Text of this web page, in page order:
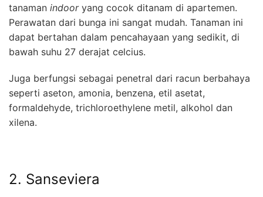
tanaman indoor yang cocok ditanam di apartemen.
Perawatan dari bunga ini sangat mudah. Tanaman ini
dapat bertahan dalam pencahayaan yang sedikit, di
bawah suhu 27 derajat celcius.
Juga berfungsi sebagai penetral dari racun berbahaya
seperti aseton, amonia, benzena, etil asetat,
formaldehyde, trichloroethylene metil, alkohol dan
xilena.
2. Sanseviera